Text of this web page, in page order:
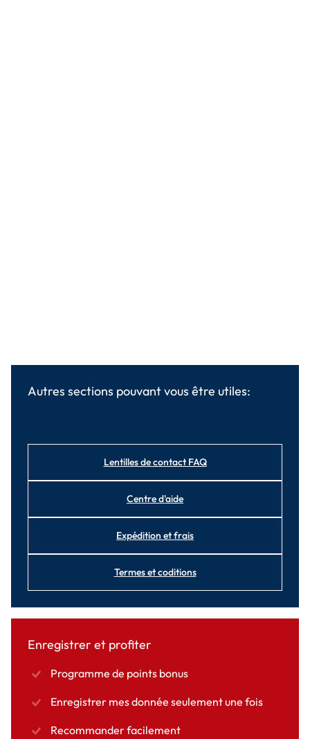
Autres sections pouvant vous être utiles:
Lentilles de contact FAQ
Centre d'aide
Expédition et frais
Termes et coditions
Enregistrer et profiter
Programme de points bonus
Enregistrer mes donnée seulement une fois
Recommander facilement